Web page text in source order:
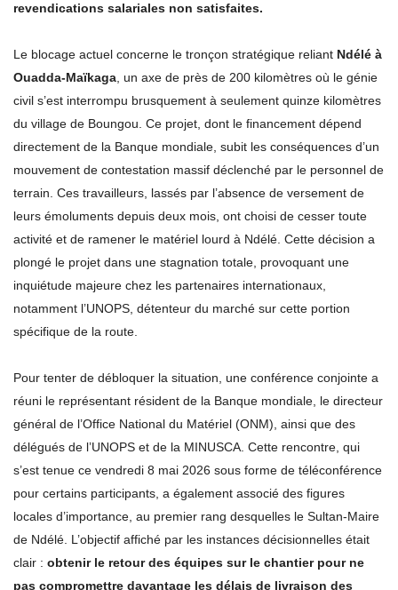
revendications salariales non satisfaites.
Le blocage actuel concerne le tronçon stratégique reliant Ndélé à
Ouadda-Maïkaga, un axe de près de 200 kilomètres où le génie
civil s’est interrompu brusquement à seulement quinze kilomètres
du village de Boungou. Ce projet, dont le financement dépend
directement de la Banque mondiale, subit les conséquences d’un
mouvement de contestation massif déclenché par le personnel de
terrain. Ces travailleurs, lassés par l’absence de versement de
leurs émoluments depuis deux mois, ont choisi de cesser toute
activité et de ramener le matériel lourd à Ndélé. Cette décision a
plongé le projet dans une stagnation totale, provoquant une
inquiétude majeure chez les partenaires internationaux,
notamment l’UNOPS, détenteur du marché sur cette portion
spécifique de la route.
Pour tenter de débloquer la situation, une conférence conjointe a
réuni le représentant résident de la Banque mondiale, le directeur
général de l’Office National du Matériel (ONM), ainsi que des
délégués de l’UNOPS et de la MINUSCA. Cette rencontre, qui
s’est tenue ce vendredi 8 mai 2026 sous forme de téléconférence
pour certains participants, a également associé des figures
locales d’importance, au premier rang desquelles le Sultan-Maire
de Ndélé. L’objectif affiché par les instances décisionnelles était
clair : obtenir le retour des équipes sur le chantier pour ne
pas compromettre davantage les délais de livraison des